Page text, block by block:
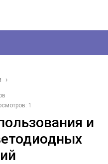
›
1
и